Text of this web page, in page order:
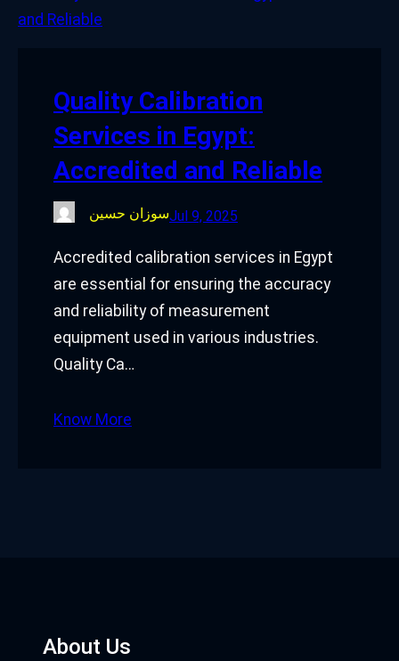
m
Quality Calibration
Services in Egypt:
Accredited and Reliable
سوزان حسينJul 9, 2025
Accredited calibration services in Egypt
are essential for ensuring the accuracy
and reliability of measurement
equipment used in various industries.
Quality Ca…
Know More
About Us